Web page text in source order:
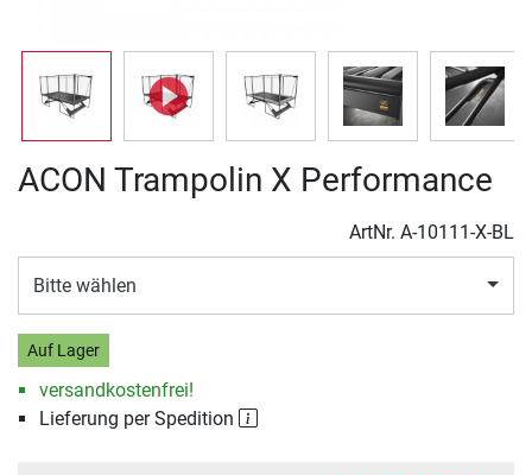
ACON Trampolin X Performance
ArtNr. A-10111-X-BL
Bitte wählen
Auf Lager
versandkostenfrei!
Lieferung per Spedition